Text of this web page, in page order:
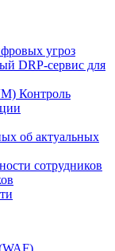
угроз
DRP-сервис для
Контроль
об актуальных
сотрудников